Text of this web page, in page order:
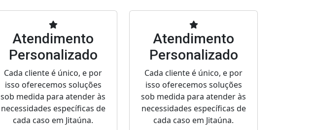
Atendimento
Personalizado
Cada cliente é único, e por
isso oferecemos soluções
sob medida para atender às
necessidades específicas de
cada caso em Jitaúna.
Atendimento
Personalizado
Cada cliente é único, e por
isso oferecemos soluções
sob medida para atender às
necessidades específicas de
cada caso em Jitaúna.